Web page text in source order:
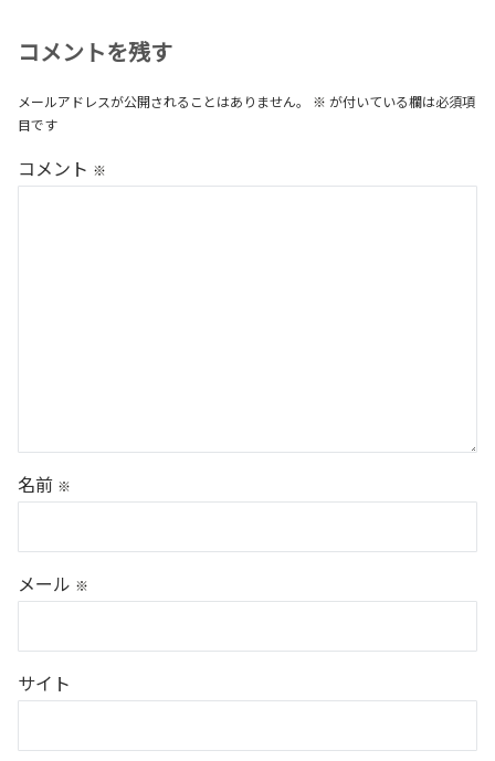
コメントを残す
メールアドレスが公開されることはありません。 ※ が付いている欄は必須項
目です
コメント ※
名前 ※
メール ※
サイト